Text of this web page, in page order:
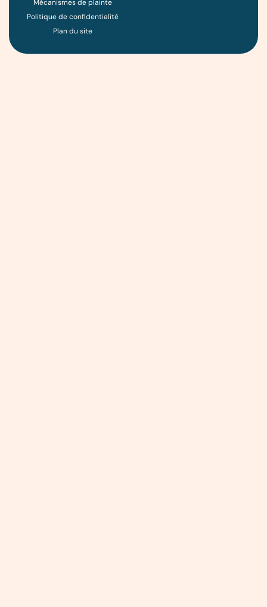
Mécanismes de plainte
Politique de confidentialité
Plan du site